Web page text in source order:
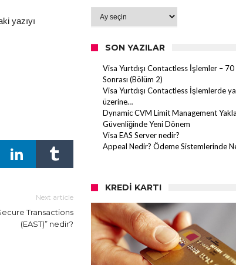
yazıyı
Next article
Transactions
(EAST)” nedir?
SON YAZILAR
Visa Yurtdışı Contactless İşlemler –
Sonrası (Bölüm 2)
Visa Yurtdışı Contactless İşlemlerde
üzerine…
Dynamic CVM Limit Management
Güvenliğinde Yeni Dönem
Visa EAS Server nedir?
Appeal Nedir? Ödeme Sistemlerinde
KREDI KARTI